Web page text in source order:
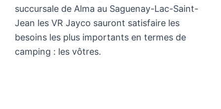
succursale de Alma au Saguenay-Lac-Saint-
Jean les VR Jayco sauront satisfaire les
besoins les plus importants en termes de
camping : les vôtres.